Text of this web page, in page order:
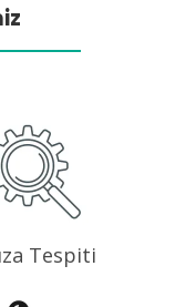
Tespiti